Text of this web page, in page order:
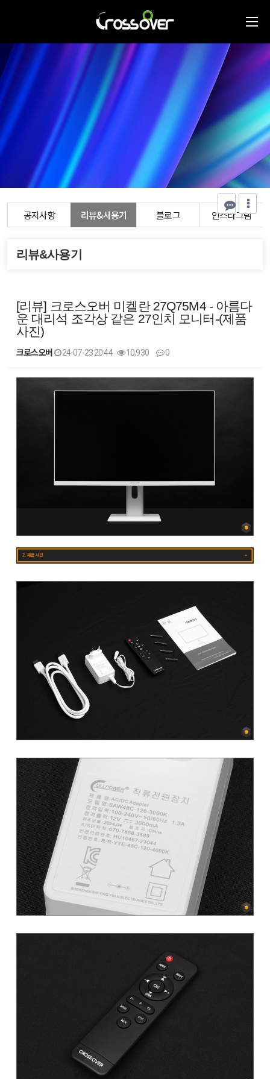
공지사항 리뷰&사용기 블로그 인스타그램
리뷰&사용기
[리뷰] 크로스오버 미켈란 27Q75M4 - 아름다
운 대리석 조각상 같은 27인치 모니터-(제품
사진)
크로스오버 24-07-23 20:44 10,930 0